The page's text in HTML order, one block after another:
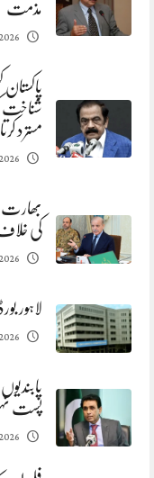
مذمت
شناخت
مسترد
بھارت
کی
لاہور
پست